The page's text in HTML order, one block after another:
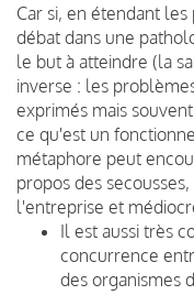
Car si, en étendant
débat dans une
le but à atteindre (la
inverse : les
exprimés mais
ce qu'est un
métaphore peut
propos des
l'entreprise et
Il est aussi très
concurrence
des organismes